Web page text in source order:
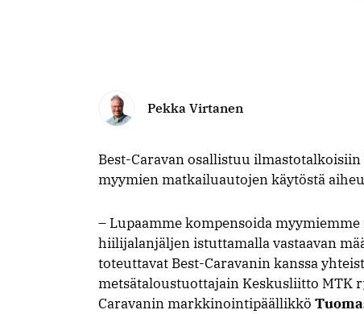
Pekka Virtanen
Best-Caravan osallistuu
myymien matkailuautojen käytöstä
– Lupaamme kompensoida
hiilijalanjäljen istuttamalla vastaavan
toteuttavat Best-Caravanin kanssa
metsätaloustuottajain Keskusliitto MTK
Caravanin markkinointipäällikkö